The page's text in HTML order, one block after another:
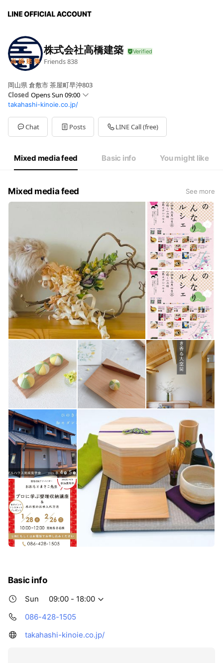
株式会社高橋建築
Friends838
岡山県 倉敷市 茶屋町早沖803
Closed Opens Sun 09:00
Sun09:00 - 18:00
Mon09:00 - 18:00
Tue09:00 - 18:00
Wed09:00 - 18:00
Fri09:00 - 18:00
Sat09:00 - 18:00
takahashi-kinoie.co.jp/
Chat Posts LINE Call (free)
Mixed media feed Basic info You might like
Mixed media feed See more
Basic info
Sun
09:00 - 18:00
086-428-1505
takahashi-kinoie.co.jp/